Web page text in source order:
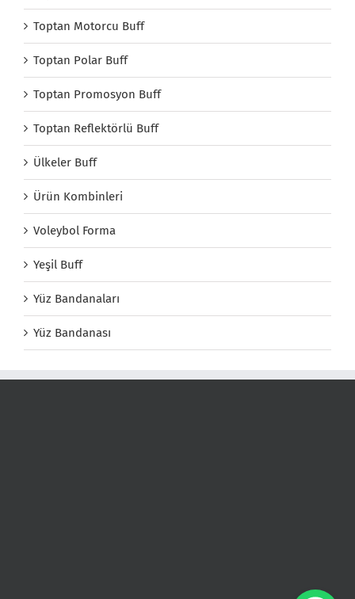
Toptan Motorcu Buff
Toptan Polar Buff
Toptan Promosyon Buff
Toptan Reflektörlü Buff
Ülkeler Buff
Ürün Kombinleri
Voleybol Forma
Yeşil Buff
Yüz Bandanaları
Yüz Bandanası